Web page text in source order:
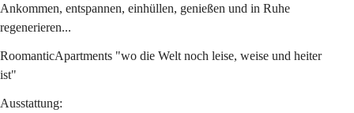
Ankommen, entspannen, einhüllen, genießen und in Ruhe
regenerieren...
RoomanticApartments "wo die Welt noch leise, weise und heiter
ist"
Ausstattung: